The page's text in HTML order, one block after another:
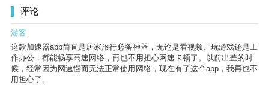
评论
游客
这款加速器app简直是居家旅行必备神器，无论是看视频、玩游戏还是工
作办公，都能畅享高速网络，再也不用担心网速卡顿了。以前出差的时
候，经常因为网速慢而无法正常使用网络，现在有了这个app，我再也不
用担心了。